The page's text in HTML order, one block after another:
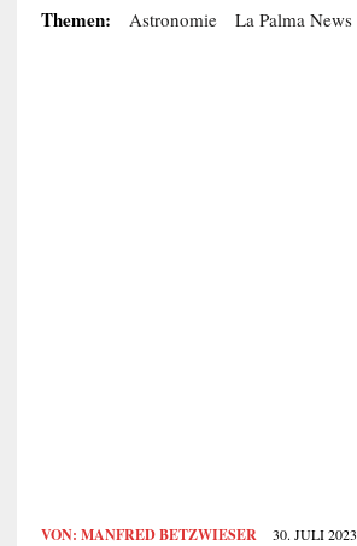
Themen: Astronomie La Palma News
VON: MANFRED BETZWIESER 30. JULI 2023